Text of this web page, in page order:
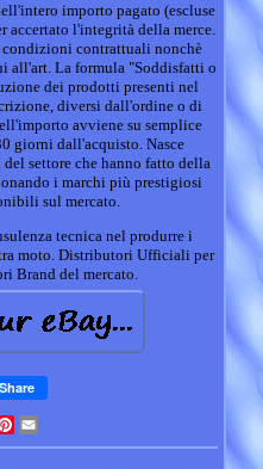
importo pagato (escluse
accertato l'integrità della merce.
condizioni contrattuali nonchè
La formula "Soddisfatti o
dei prodotti presenti nel
diversi dall'ordine o di
avviene su semplice
giorni dall'acquisto. Nasce
settore che hanno fatto della
i marchi più prestigiosi
sul mercato.
tecnica nel produrre i
moto. Distributori Ufficiali per
Brand del mercato.
Share
Pinterest